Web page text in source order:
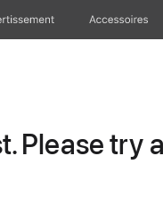
Accessoires
Please try